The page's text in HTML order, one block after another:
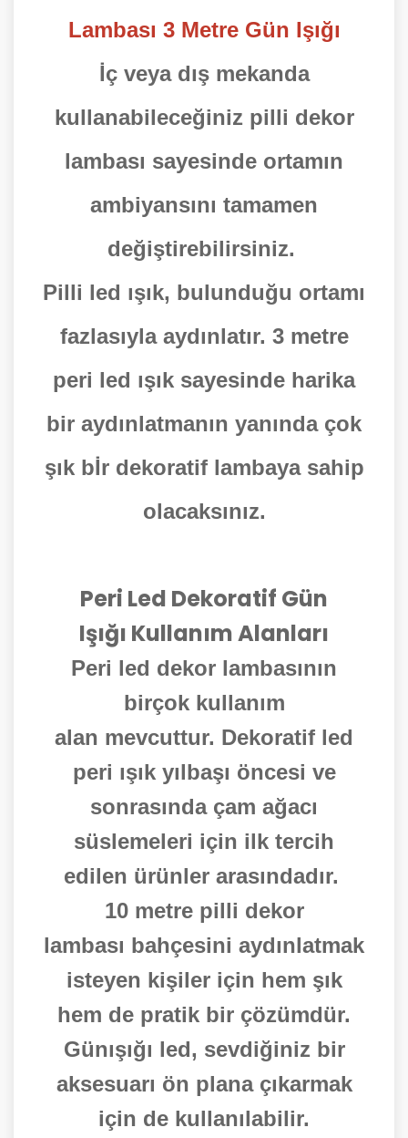
Lambası 3 Metre Gün Işığı
İç veya dış mekanda
kullanabileceğiniz pilli dekor
lambası sayesinde ortamın
ambiyansını tamamen
değiştirebilirsiniz.
Pilli led ışık, bulunduğu ortamı
fazlasıyla aydınlatır. 3 metre
peri led ışık sayesinde harika
bir aydınlatmanın yanında çok
şık bİr dekoratif lambaya sahip
olacaksınız.
Peri Led Dekoratif Gün
Işığı Kullanım Alanları
Peri led dekor lambasının
birçok kullanım
alan mevcuttur. Dekoratif led
peri ışık yılbaşı öncesi ve
sonrasında çam ağacı
süslemeleri için ilk tercih
edilen ürünler arasındadır.
10 metre pilli dekor
lambası bahçesini aydınlatmak
isteyen kişiler için hem şık
hem de pratik bir çözümdür.
Günışığı led, sevdiğiniz bir
aksesuarı ön plana çıkarmak
için de kullanılabilir.